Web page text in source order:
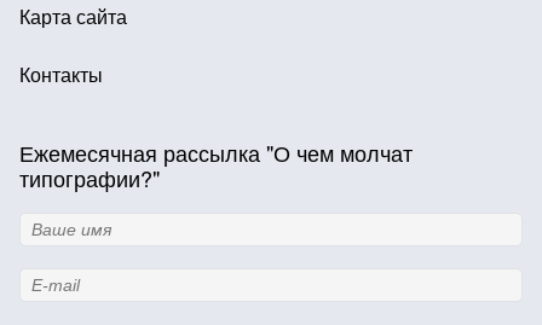
Карта сайта
Контакты
Ежемесячная рассылка "О чем молчат
типографии?"